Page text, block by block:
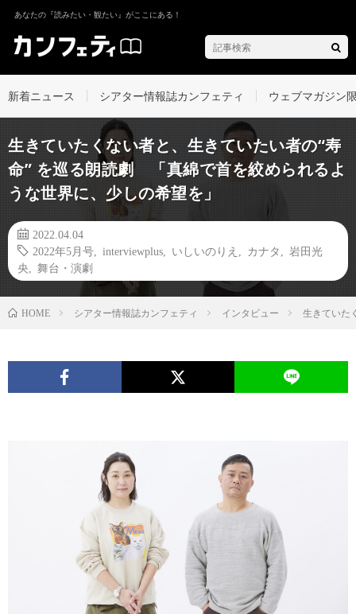
あなたの『読みたい・観たい』がここにある！
新着ニュース シアター情報誌カンフェティ ウェブマガジン
生きていたくない者と、生きていたい者の“寿
命” を巡る朗読劇 「真綿で首を絞められるよ
うな世界に、少しの希望を」
2022.04.04
2022年5月号
interviewplus いしいのりえ カナタ
岩田光
央
舞台・演劇
HOME シアター情報誌カンフェティ インタビュー 生きていた